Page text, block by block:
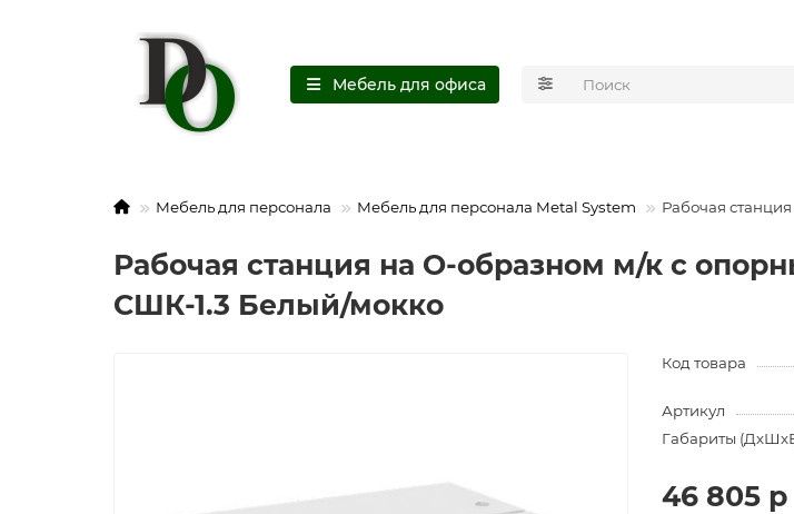
Мебель для офиса
Мебель для персонала Мебель для персонала Metal System Рабочая
Рабочая станция на О-образном м/к с
СШК-1.3 Белый/мокко
Код товара
Артикул
Габариты
46 805 р